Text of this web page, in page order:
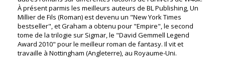
À présent parmis les meilleurs auteurs de BL Publishing, Un
Millier de Fils (Roman) est devenu un "New York Times
bestseller", et Graham a obtenu pour "Empire", le second
tome de la trilogie sur Sigmar, le "David Gemmell Legend
Award 2010" pour le meilleur roman de fantasy. Il vit et
travaille à Nottingham (Angleterre), au Royaume-Uni.